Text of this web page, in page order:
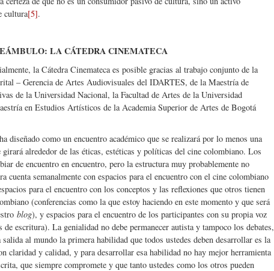
cultura[5].
LA CÁTEDRA CINEMATECA
la Cátedra Cinemateca es posible gracias al trabajo conjunto de la
– Gerencia de Artes Audiovisuales del IDARTES, de la Maestría de
de la Universidad Nacional, la Facultad de Artes de la Universidad
en Estudios Artísticos de la Academia Superior de Artes de Bogotá
diseñado como un encuentro académico que se realizará por lo menos una
girará alrededor de las éticas, estéticas y políticas del cine colombiano. Los
de encuentro en encuentro, pero la estructura muy probablemente no
cuenta semanalmente con espacios para el encuentro con el cine colombiano
para el encuentro con los conceptos y las reflexiones que otros tienen
(conferencias como la que estoy haciendo en este momento y que será
blog), y espacios para el encuentro de los participantes con su propia voz
de escritura). La genialidad no debe permanecer autista y tampoco los debates,
al mundo la primera habilidad que todos ustedes deben desarrollar es la
claridad y calidad, y para desarrollar esa habilidad no hay mejor herramienta
que siempre compromete y que tanto ustedes como los otros pueden